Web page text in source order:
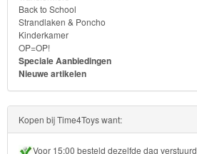
Monster
High
My
Little
Pony
Finding
Back to School
Strandlaken & Poncho
Kinderkamer
OP=OP!
Speciale Aanbiedingen
Nieuwe artikelen
Kopen bij Time4Toys want:
Voor 15:00 besteld dezelfde dag verstuurd